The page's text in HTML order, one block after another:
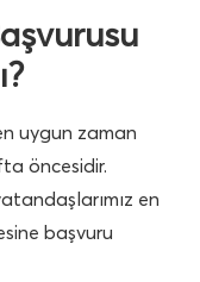
uygun zaman
öncesidir.
en
başvuru